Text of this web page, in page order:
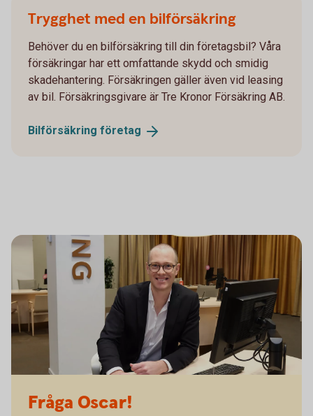
Trygghet med en bilförsäkring
Behöver du en bilförsäkring till din företagsbil? Våra
försäkringar har ett omfattande skydd och smidig
skadehantering. Försäkringen gäller även vid leasing
av bil. Försäkringsgivare är Tre Kronor Försäkring AB.
Bilförsäkring företag
Fråga Oscar!